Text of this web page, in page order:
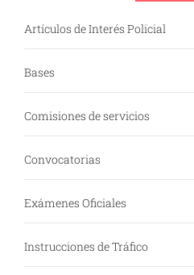
Artículos de Interés Policial
Bases
Comisiones de servicios
Convocatorias
Exámenes Oficiales
Instrucciones de Tráfico